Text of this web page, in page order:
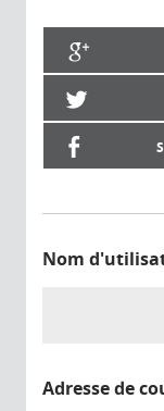
Nom
Adresse de